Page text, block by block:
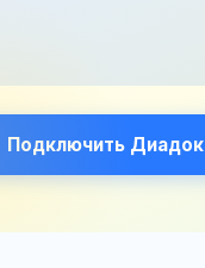
Подключить Диадок